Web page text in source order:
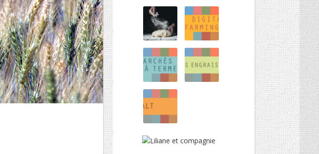
L’association
Et si on parlait un peu d’agriculture ?
Inscriptions newsletter, questions…
Mentions Légales